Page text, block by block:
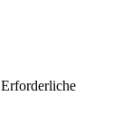
Erforderliche